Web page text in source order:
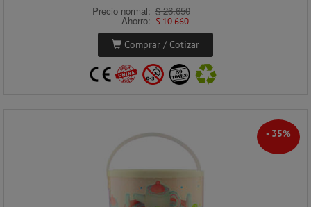
Precio normal: $ 26.650
Ahorro: $ 10.660
Comprar / Cotizar
- 35%